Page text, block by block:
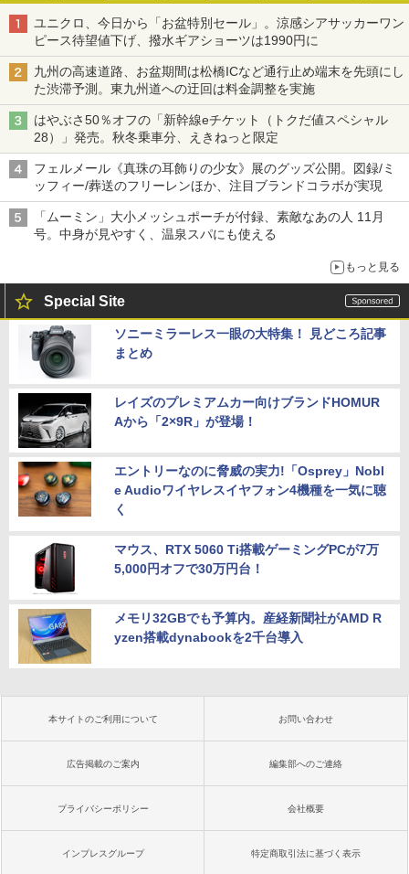
ユニクロ、今日から「お盆特別セール」。涼感シアサッカーワン
ピース待望値下げ、撥水ギアショーツは1990円に
九州の高速道路、お盆期間は松橋ICなど通行止め端末を先頭にし
た渋滞予測。東九州道への迂回は料金調整を実施
はやぶさ50％オフの「新幹線eチケット（トクだ値スペシャル
28）」発売。秋冬乗車分、えきねっと限定
フェルメール《真珠の耳飾りの少女》展のグッズ公開。図録/ミ
ッフィー/葬送のフリーレンほか、注目ブランドコラボが実現
「ムーミン」大小メッシュポーチが付録、素敵なあの人 11月
号。中身が見やすく、温泉スパにも使える
もっと見る
Special Site
ソニーミラーレス一眼の大特集！ 見どころ記事
まとめ
レイズのプレミアムカー向けブランドHOMUR
Aから「2×9R」が登場！
エントリーなのに脅威の実力!「Osprey」Nobl
e Audioワイヤレスイヤフォン4機種を一気に聴
く
マウス、RTX 5060 Ti搭載ゲーミングPCが7万
5,000円オフで30万円台！
メモリ32GBでも予算内。産経新聞社がAMD R
yzen搭載dynabookを2千台導入
本サイトのご利用について お問い合わせ
広告掲載のご案内 編集部へのご連絡
プライバシーポリシー 会社概要
インプレスグループ 特定商取引法に基づく表示